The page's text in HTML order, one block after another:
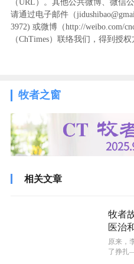
（URL）。其他公共微博、微信
请通过电子邮件（
3972) ‬或微博（http://weibo.com/
（ChTimes）联络我们，得到授
牧者之窗
相关文章
牧者
医治
原来，
了挣扎